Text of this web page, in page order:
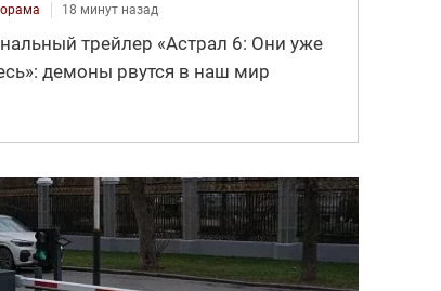
18 минут назад
трейлер «Астрал 6: Они уже
демоны рвутся в наш мир